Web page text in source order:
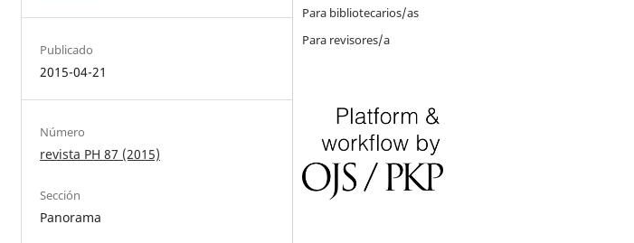
Publicado
2015-04-21
Número
revista PH 87 (2015)
Sección
Panorama
Para bibliotecarios/as
Para revisores/a